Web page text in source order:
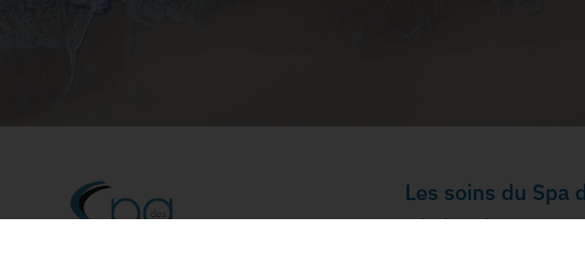
Les soins du Spa
Soins beauté